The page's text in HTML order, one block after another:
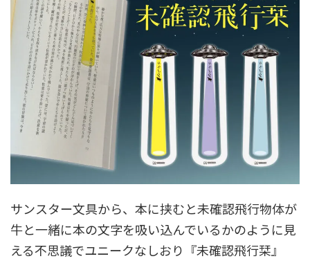
サンスター文具から、本に挟むと未確認飛行物体が
牛と一緒に本の文字を吸い込んでいるかのように見
える不思議でユニークなしおり『未確認飛行栞』